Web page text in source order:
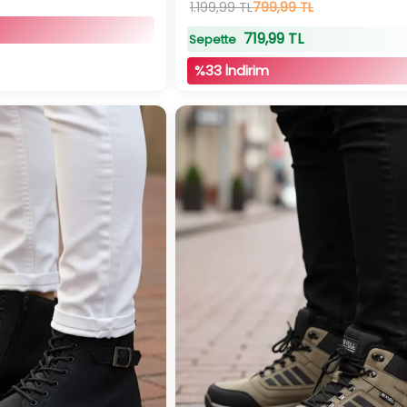
1.199,99 TL799,99 TL
Sepette719,99 TL
%33 İndirim